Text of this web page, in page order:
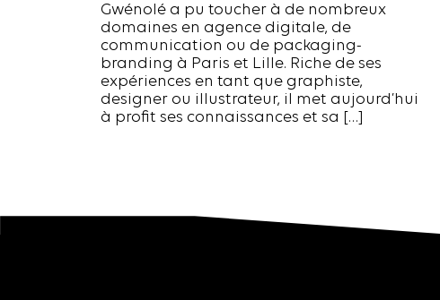
Gwénolé a pu toucher à de nombreux
domaines en agence digitale, de
communication ou de packaging-
branding à Paris et Lille. Riche de ses
expériences en tant que graphiste,
designer ou illustrateur, il met aujourd’hui
à profit ses connaissances et sa […]